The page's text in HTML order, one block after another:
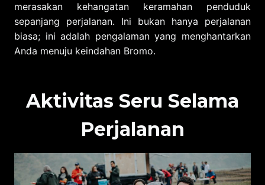
merasakan kehangatan keramahan penduduk
sepanjang perjalanan. Ini bukan hanya perjalanan
biasa; ini adalah pengalaman yang menghantarkan
Anda menuju keindahan Bromo.
Aktivitas Seru Selama
Perjalanan